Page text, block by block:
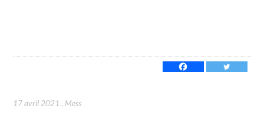
17 avril 2021 , Mess